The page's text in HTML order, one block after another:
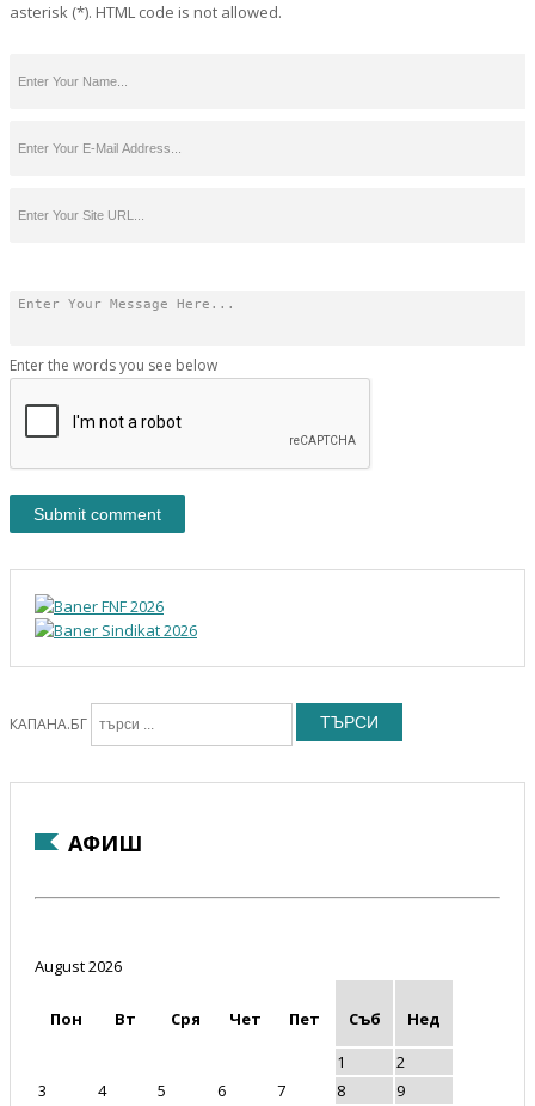
asterisk (*). HTML code is not allowed.
Enter the words you see below
КАПАНА.БГ ТЪРСИ
АФИШ
August 2026
Пон Вт Сря Чет Пет Съб
Нед
1
2
3
4 5 6 7 8
9